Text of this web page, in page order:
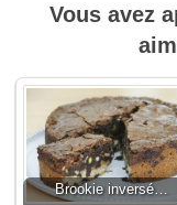
Vous avez
Brookie inversé…